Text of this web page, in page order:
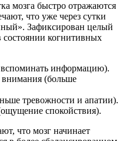
мозга быстро отражаются
что уже через сутки
Зафиксирован целый
когнитивных
информацию).
(больше
тревожности и апатии).
спокойствия).
что мозг начинает